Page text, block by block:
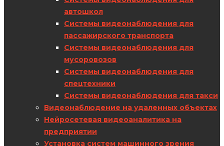
автошкол
Системы видеонаблюдения для
пассажирского транспорта
Системы видеонаблюдения для
мусоровозов
Системы видеонаблюдения для
спецтехники
Системы видеонаблюдения для такси
Видеонаблюдение на удаленных объектах
Нейросетевая видеоаналитика на
предприятии
Установка систем машинного зрения